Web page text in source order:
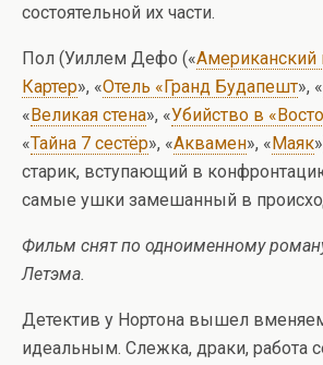
состоятельной их части.
Пол (Уиллем Дефо («Американский
Картер», «Отель «Гранд Будапешт», «
«Великая стена», «Убийство в
«Тайна 7 сестёр», «Аквамен», «Маяк
старик, вступающий в
самые ушки замешанный в
Фильм снят по одноименному
Летэма.
Детектив у Нортона вышел
идеальным. Слежка, драки, работа